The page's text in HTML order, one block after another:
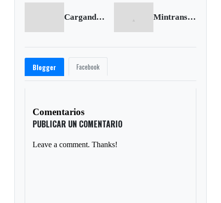
Cargando anterior... Mintransporte presentó la nueva licencia de conducción
Blogger Facebook
Comentarios
PUBLICAR UN COMENTARIO
Leave a comment. Thanks!